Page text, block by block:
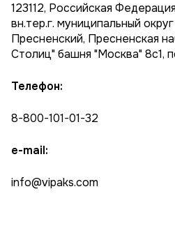
123112, Российская
вн.тер.г. муниципальный округ
Пресненский, Пресненская
Столиц" башня "Москва" 8с1,
Телефон:
8-800-101-01-32
e-mail:
info@vipaks.com